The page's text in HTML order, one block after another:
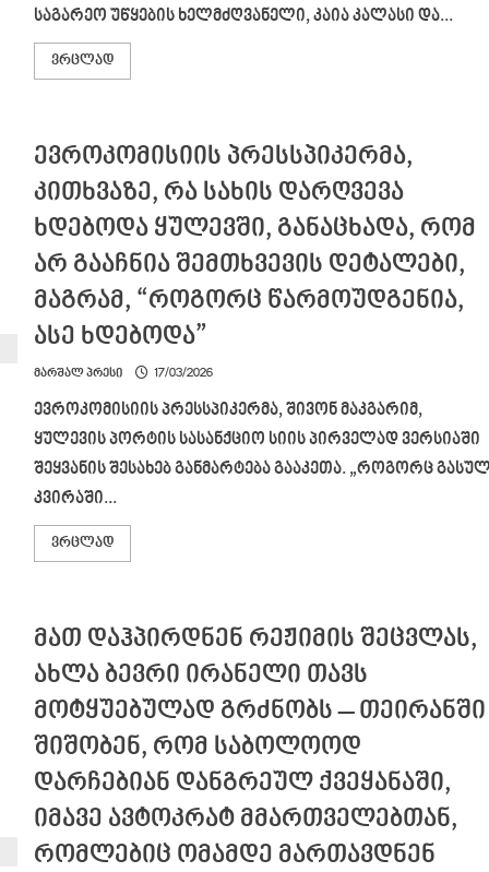
საგარეო უწყების ხელმძღვანელი, კაია კალასი და...
ვრცლადRead
more
მა
ურსულა
ფონ
დერ
ლაიენი,
კაია
და
მარკ
რუტე
ბოლო
ათწლეულების
განმავლობაში,
ყველაზე
ცუდ
მოიხსენია
ევროკომისიის პრესსპიკერმა,
კითხვაზე, რა სახის დარღვევა
ხდებოდა ყულევში, განაცხადა, რომ
არ გააჩნია შემთხვევის დეტალები,
მაგრამ, “როგორც წარმოუდგენია,
ასე ხდებოდა”
მარშალ პრესი 17/03/2026
ევროკომისიის პრესსპიკერმა, შივონ მაკგარიმ,
ყულევის პორტის სასანქციო სიის პირველად ვერსიაში
შეყვანის შესახებ განმარტება გააკეთა. „როგორც
კვირაში...
ვრცლადRead
more
რა
სახის
დარღვევა
ხდებოდა
ყულევში,
განაცხადა,
არ
გააჩნია
შემთხვევის
დეტალები,
“როგორც
ასე
ხდებოდა”
მათ დაჰპირდნენ რეჟიმის შეცვლას,
ახლა ბევრი ირანელი თავს
მოტყუებულად გრძნობს – თეირანში
შიშობენ, რომ საბოლოოდ
დარჩებიან დანგრეულ ქვეყანაში,
იმავე ავტოკრატ მმართველებთან,
რომლებიც ომამდე მართავდნენ